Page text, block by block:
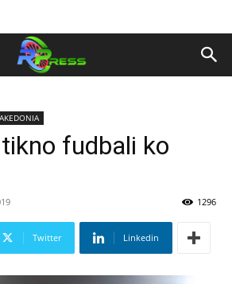
fudbali ko
1296
Twitter Linkedin